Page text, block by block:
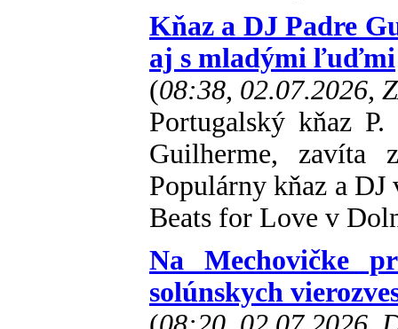
Kňaz a DJ Padre
aj s mladými ľuďmi
(08:38, 02.07.2026,
Portugalský kňaz
Guilherme, zavíta
Populárny kňaz a
Beats for Love v
Na Mechovičke
solúnskych